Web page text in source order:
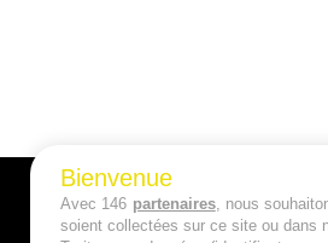
A
Bienvenue
Avec 146 partenaires, nous
soient collectées sur ce site ou dans